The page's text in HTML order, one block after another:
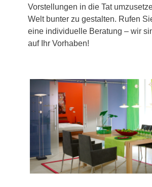
Vorstellungen in die Tat
Welt bunter zu gestalten. Rufen
eine individuelle Beratung – wir
auf Ihr Vorhaben!